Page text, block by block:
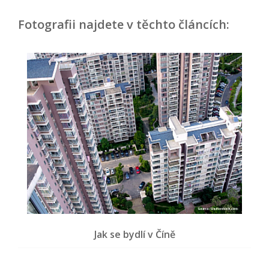
Fotografii najdete v těchto článcích:
Jak se bydlí v Číně